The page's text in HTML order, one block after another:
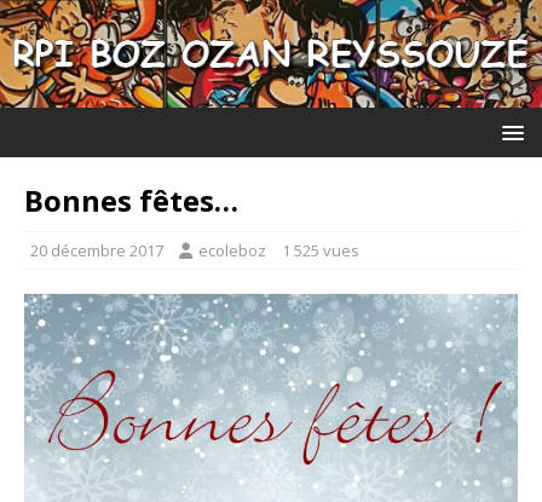
Bonnes fêtes…
20 décembre 2017 ecoleboz 1 525 vues